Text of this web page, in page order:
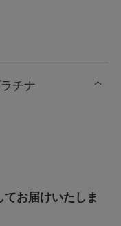
チナ
お届けいたしま